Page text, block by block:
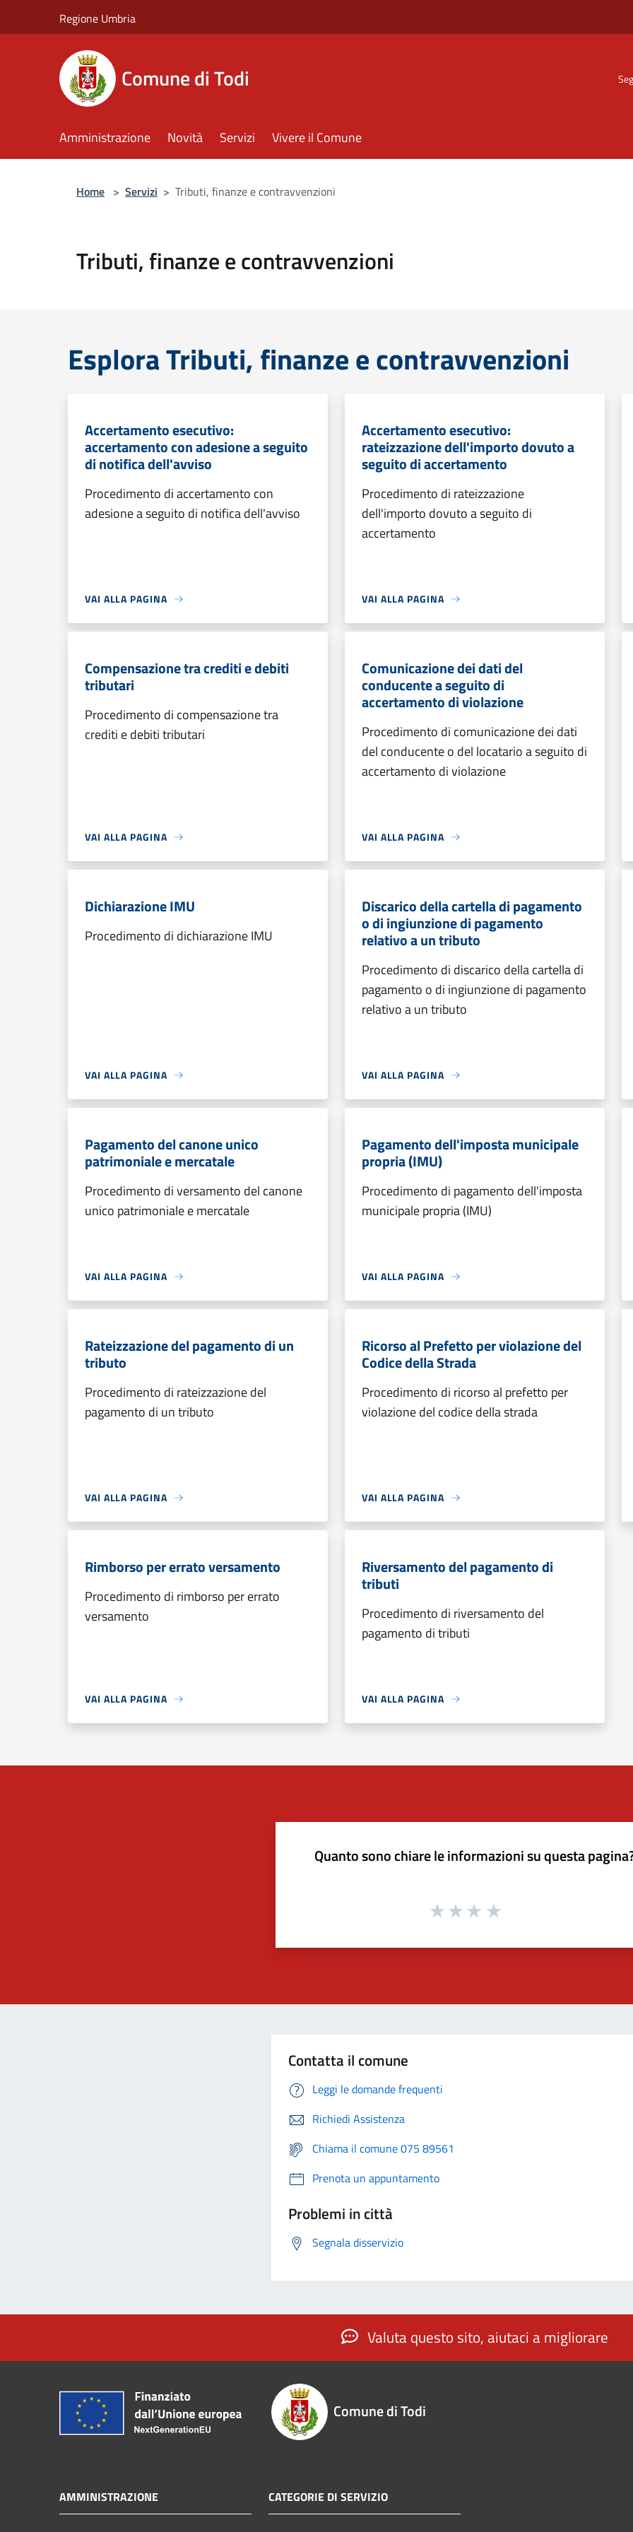
Regione Umbria
Comune di Todi
Amministrazione Novità Servizi Vivere il Comune
Home > Servizi > Tributi, finanze e contravvenzioni
Tributi, finanze e contravvenzioni
Esplora Tributi, finanze e contravvenzioni
Accertamento esecutivo:
accertamento con adesione a seguito
di notifica dell'avviso
Procedimento di accertamento con
adesione a seguito di notifica dell'avviso
VAI ALLA PAGINA
Accertamento esecutivo:
rateizzazione dell'importo dovuto a
seguito di accertamento
Procedimento di rateizzazione
dell'importo dovuto a seguito di
accertamento
VAI ALLA PAGINA
Compensazione tra crediti e debiti
tributari
Procedimento di compensazione tra
crediti e debiti tributari
VAI ALLA PAGINA
Comunicazione dei dati del
conducente a seguito di
accertamento di violazione
Procedimento di comunicazione dei dati
del conducente o del locatario a seguito di
accertamento di violazione
VAI ALLA PAGINA
Dichiarazione IMU
Procedimento di dichiarazione IMU
VAI ALLA PAGINA
Discarico della cartella di pagamento
o di ingiunzione di pagamento
relativo a un tributo
Procedimento di discarico della cartella di
pagamento o di ingiunzione di pagamento
relativo a un tributo
VAI ALLA PAGINA
Pagamento del canone unico
patrimoniale e mercatale
Procedimento di versamento del canone
unico patrimoniale e mercatale
VAI ALLA PAGINA
Pagamento dell'imposta municipale
propria (IMU)
Procedimento di pagamento dell'imposta
municipale propria (IMU)
VAI ALLA PAGINA
Rateizzazione del pagamento di un
tributo
Procedimento di rateizzazione del
pagamento di un tributo
VAI ALLA PAGINA
Ricorso al Prefetto per violazione del
Codice della Strada
Procedimento di ricorso al prefetto per
violazione del codice della strada
VAI ALLA PAGINA
Rimborso per errato versamento
Procedimento di rimborso per errato
versamento
VAI ALLA PAGINA
Riversamento del pagamento di
tributi
Procedimento di riversamento del
pagamento di tributi
VAI ALLA PAGINA
Quanto sono chiare le informazioni su questa
Contatta il comune
Leggi le domande frequenti
Richiedi Assistenza
Chiama il comune 075 89561
Prenota un appuntamento
Problemi in città
Segnala disservizio
Valuta questo sito, aiutaci a migliorare
Comune di Todi
AMMINISTRAZIONE CATEGORIE DI SERVIZIO